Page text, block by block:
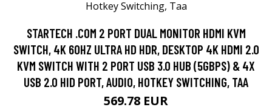
STARTECH .COM 2 PORT DUAL MONITOR HDMI KVM
SWITCH, 4K 60HZ ULTRA HD HDR, DESKTOP 4K HDMI 2.0
KVM SWITCH WITH 2 PORT USB 3.0 HUB (5GBPS) & 4X
USB 2.0 HID PORT, AUDIO, HOTKEY SWITCHING, TAA
569.78 EUR